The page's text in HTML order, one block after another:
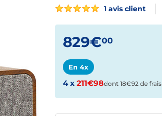
1 avis client
829€00
En 4x
4 x 211€98dont 18€92 de frais